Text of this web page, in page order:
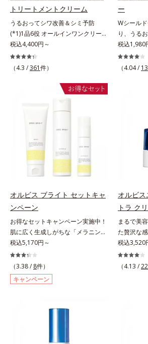
い情報は商品ページをご覧くださ
い。・BEAUTY夏祭りは、こちら
配合＝う
に満ちた
ツヨイグ
ス配合＝
油分を保
湿成分*10
ベーター(*8)」を配合。そして、従
来から配合している美白有効成分
「トラネキサム酸」を配合しまし
た。さらに、シリーズ共通の美容成
分(*7)「GLルートブースター(*9)」
を配合することで、肌のふっくら感
や透明感を叶えます。美白ケアしな
シリーズに。3ステップで上向き
(*10)のハリと透明感を。効果的な
シナジー設計で、あなたのエイジン
グケアを応援します。*1 メラニン
の生成を抑え、シミ・ソバカスを防
ぐ（ウォッシュ除く）*2 オルビス
内スキンケアシリーズの保湿力*3
年齢に応じたお手入れのこと*4 う
るおいによる*5 乾燥、ハリ・ツヤ
ロニセラカエルレア果汁、ノバラエ
キス配合＝うるおいを与えハリと透
明感に満ちた肌へ導く保湿成分*9
メマツヨイグサ抽出液、スイカズラ
エキス配合＝角層のすみずみまで水
分・油分を保ち、ハリ・ツヤを与え
る保湿成分*10 気持ちのこと各商品
の詳しい情報は商品ページをご覧く
ださい。・BEAUTY夏祭りは、こち
りの保湿
を叶えま
するテク
とにもっ
かな水膜
をこのジ
るだけで
と*3 明る
成分と、
ミ・ソバ
組み合わ
BEAUTY
トリートメントクリーム
うるおってシワ改善＆シミ予防
(*1)1品6役 オールインワンクリー
ム。オルビスアンバーは、いつも⾃
然体で美しくありたいと願う⼤⼈世
代に寄り添うブランドです。年齢印
複合的なお悩みにアプローチ。大人
世代の肌に向き合い、手軽なお手入
れで賢いケアを。ライフスタイルに
なじむ、若々しい印象(*2)作りのサ
ポートをします。オルビスアンバー
ヴァイタルトリートメントクリーム
「オルビスアンバー ヴァイタルト
リートメントクリーム」は、1品
で、化粧水、クリーム、シワ改善・
ッククリーム(*3)、パックの6役を
アシン(*4)によるシワ改善・シミ予
防に加え、複合成分コラーゲンコン
プレックスSPが肌のハリを徹底サポ
ート。肌なじみのよいクリーム構造
で角層まで保湿成分が浸透し、うる
おいをギュッと閉じ込めます。洗顔
の後、これ1品だけでマルチにケ
す。*1 メラニンの生成を抑え、シ
ケアとして*4 ナイアシンアミド
税込4,400円～
（4.3 /361件）
ー
Wシール
り、うる
る美白(*2)
「メラニ
「横のひ
という「
なさなど
する原因
わかりま
C(*8)」を
し、シミ
ラニンの
オルビス
コンプレ
阻害する
ます。さ
みずみず
ケアのア
の輝きを
明肌を叶
プ（脂性
税込1,980
（4.04 /
オルビス ブライト セットキャ
ンペーン
お得なセットキャンペーン実施中！
肌に広く生成しがちな「メラニンに
じみ(*1)」の原因をブロック(*2)！
澄み渡る輝き透明肌(*3)へ。業界初
(*4)知見「メラニンの第三のルー
ト」である「横のひろがり」に着目
して、全方位から透明肌を目指すブ
す。受けてしまった紫外線ダメージ
ソバカスという「点」だけでなく、
税込5,170円～
（3.38 / 8件）
キャンペーン
オルビ
トラ ク
まるで美
た贅沢な
ャルケア
美肌を構
のメラニ
上げを図
齢の関係
でなく、
齢肌の“
税込3,520
（4.13 /